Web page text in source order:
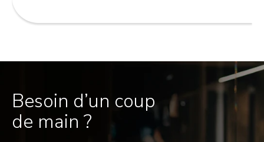
Besoin d’un coup
de main ?